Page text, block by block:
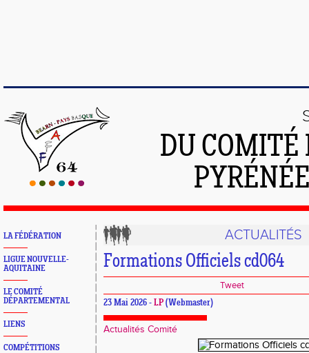
DU
LA FÉDÉRATION
LIGUE NOUVELLE-
AQUITAINE
LE COMITÉ
DÉPARTEMENTAL
LIENS
COMPÉTITIONS
ACTUALITÉS
Formations Officiels cd064
Tweet
23 Mai 2026 - LP (Webmaster)
Actualités Comité